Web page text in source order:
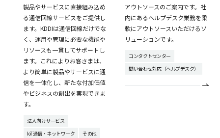
製品やサービスに直接組み込め
る通信回線サービスをご提供し
ます。KDDIは通信回線だけでな
く、運用や管理に必要な機能や
リソースも一貫してサポートし
ます。これによりお客さまは、
より簡単に製品やサービスに通
信を一体化し、新たな付加価値
やビジネスの創出を実現できま
す。
法人向けサービス
IoT通信・ネットワーク
その他
アウトソースのご案内です。社
内にあるヘルプデスク業務を柔
軟にアウトソースいただけるソ
リューションです。
コンタクトセンター
問い合わせ対応（ヘルプデスク）